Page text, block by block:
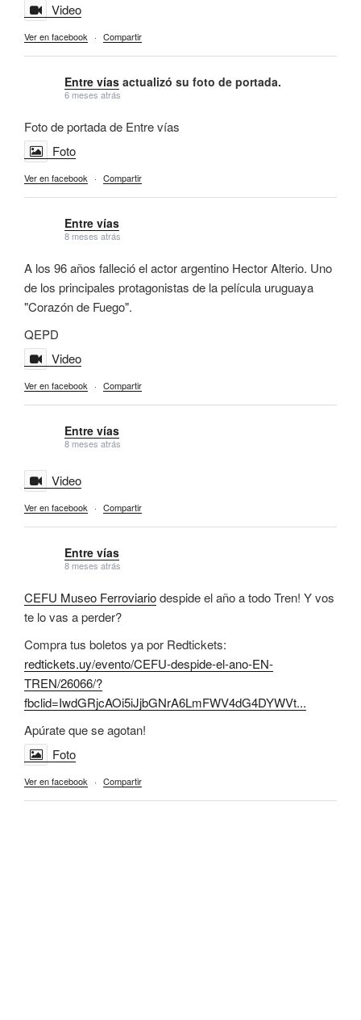
Video
Ver en facebook · Compartir
Entre vías actualizó su foto de portada.
6 meses atrás
Foto de portada de Entre vías
Foto
Ver en facebook · Compartir
Entre vías
8 meses atrás
A los 96 años falleció el actor argentino Hector Alterio. Uno
de los principales protagonistas de la película uruguaya
"Corazón de Fuego".
QEPD
Video
Ver en facebook · Compartir
Entre vías
8 meses atrás
Video
Ver en facebook · Compartir
Entre vías
8 meses atrás
CEFU Museo Ferroviariodespide el año a todo Tren! Y vos
te lo vas a perder?
Compra tus boletos ya por Redtickets:
redtickets.uy/evento/CEFU-despide-el-ano-EN-
TREN/26066/?
fbclid=IwdGRjcAOi5iJjbGNrA6LmFWV4dG4DYWVt...
Apúrate que se agotan!
Foto
Ver en facebook · Compartir